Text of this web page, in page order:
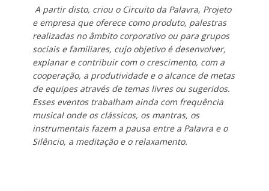
A partir disto, criou o Circuito da Palavra, Projeto
e empresa que oferece como produto, palestras
realizadas no âmbito corporativo ou para grupos
sociais e familiares, cujo objetivo é desenvolver,
explanar e contribuir com o crescimento, com a
cooperação, a produtividade e o alcance de metas
de equipes através de temas livres ou sugeridos.
Esses eventos trabalham ainda com frequência
musical onde os clássicos, os mantras, os
instrumentais fazem a pausa entre a Palavra e o
Silêncio, a meditação e o relaxamento.